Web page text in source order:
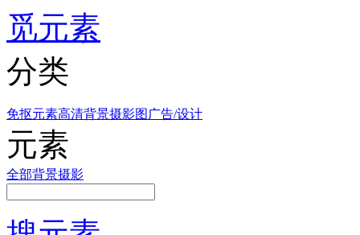
觅元素
分类
免抠元素高清背景摄影图 广告/设计
元素
全部背景摄影